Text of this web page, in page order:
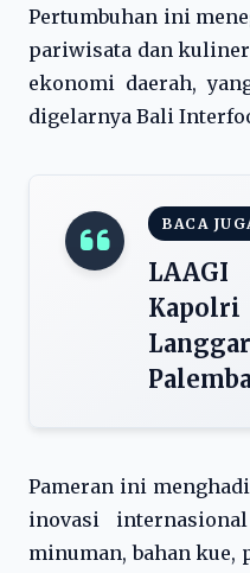
Pertumbuhan ini
pariwisata dan
ekonomi daerah,
digelarnya Bali
BACA
Pameran ini
inovasi
minuman, bahan kue,